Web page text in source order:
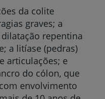
da colite
graves; a
repentina
a litíase (pedras)
articulações; e
do cólon, que
envolvimento